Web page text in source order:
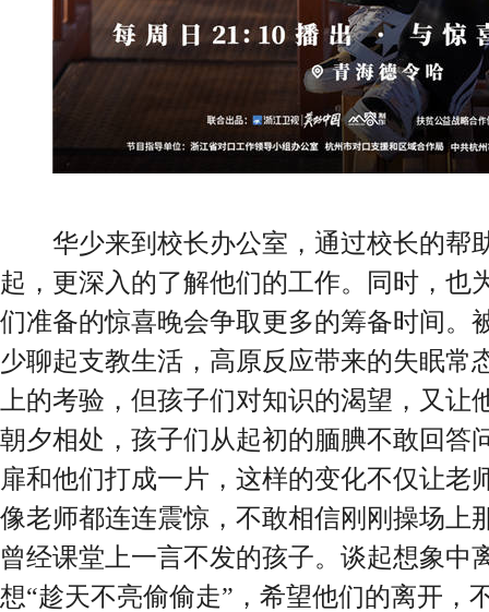
华少来到校长办公室，通过校长的帮
起，更深入的了解他们的工作。同时，也
们准备的惊喜晚会争取更多的筹备时间。
少聊起支教生活，高原反应带来的失眠常
上的考验，但孩子们对知识的渴望，又让
朝夕相处，孩子们从起初的腼腆不敢回答
扉和他们打成一片，这样的变化不仅让老
像老师都连连震惊，不敢相信刚刚操场上
曾经课堂上一言不发的孩子。谈起想象中
想“趁天不亮偷偷走”，希望他们的离开，